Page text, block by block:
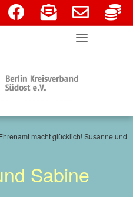
fa-instagram
fab fa-facebook
fas fa-envelope-
far fa-
macht glücklich! Susanne und
Sabine